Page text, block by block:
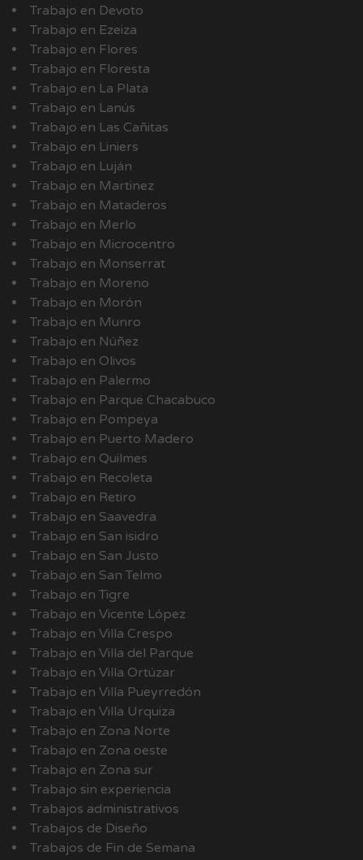
Trabajo en Devoto
Trabajo en Ezeiza
Trabajo en Flores
Trabajo en Floresta
Trabajo en La Plata
Trabajo en Lanús
Trabajo en Las Cañitas
Trabajo en Liniers
Trabajo en Luján
Trabajo en Martinez
Trabajo en Mataderos
Trabajo en Merlo
Trabajo en Microcentro
Trabajo en Monserrat
Trabajo en Moreno
Trabajo en Morón
Trabajo en Munro
Trabajo en Núñez
Trabajo en Olivos
Trabajo en Palermo
Trabajo en Parque Chacabuco
Trabajo en Pompeya
Trabajo en Puerto Madero
Trabajo en Quilmes
Trabajo en Recoleta
Trabajo en Retiro
Trabajo en Saavedra
Trabajo en San isidro
Trabajo en San Justo
Trabajo en San Telmo
Trabajo en Tigre
Trabajo en Vicente López
Trabajo en Villa Crespo
Trabajo en Villa del Parque
Trabajo en Villa Ortúzar
Trabajo en Villa Pueyrredón
Trabajo en Villa Urquiza
Trabajo en Zona Norte
Trabajo en Zona oeste
Trabajo en Zona sur
Trabajo sin experiencia
Trabajos administrativos
Trabajos de Diseño
Trabajos de Fin de Semana